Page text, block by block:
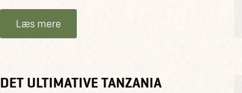
Læs mere
DET ULTIMATIVE TANZANIA